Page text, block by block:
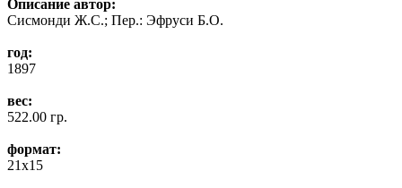
Описание автор:
Сисмонди Ж.С.; Пер.: Эфруси Б.О.
год:
1897
вес:
522.00 гр.
формат:
21x15